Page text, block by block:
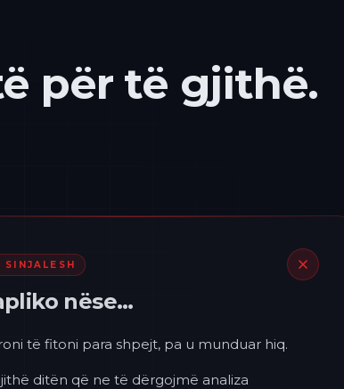
për të gjithë.
SINJALESH
nëse…
të fitoni para shpejt, pa u munduar hiq.
ditën që ne të dërgojmë analiza